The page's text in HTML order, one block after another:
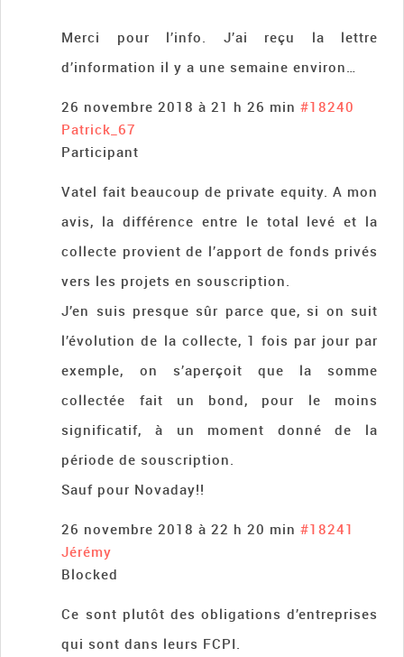
Merci pour l’info. J’ai reçu la lettre
d’information il y a une semaine environ…
26 novembre 2018 à 21 h 26 min #18240
Patrick_67
Participant
Vatel fait beaucoup de private equity. A mon
avis, la différence entre le total levé et la
collecte provient de l’apport de fonds privés
vers les projets en souscription.
J’en suis presque sûr parce que, si on suit
l’évolution de la collecte, 1 fois par jour par
exemple, on s’aperçoit que la somme
collectée fait un bond, pour le moins
significatif, à un moment donné de la
période de souscription.
Sauf pour Novaday!!
26 novembre 2018 à 22 h 20 min #18241
Jérémy
Blocked
Ce sont plutôt des obligations d’entreprises
qui sont dans leurs FCPI.